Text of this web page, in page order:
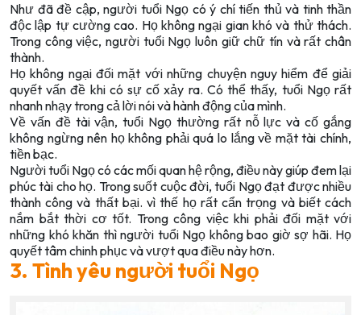
Như đã đề cập, người tuổi Ngọ có ý chí tiến thủ và tinh thần
độc lập tự cường cao. Họ không ngại gian khó và thử thách.
Trong công việc, người tuổi Ngọ luôn giữ chữ tín và rất chân
thành.
Họ không ngại đối mặt với những chuyện nguy hiểm để giải
quyết vấn đề khi có sự cố xảy ra. Có thể thấy, tuổi Ngọ rất
nhanh nhạy trong cả lời nói và hành động của mình.
Về vấn đề tài vận, tuổi Ngọ thường rất nỗ lực và cố gắng
không ngừng nên họ không phải quá lo lắng về mặt tài chính,
tiền bạc.
Người tuổi Ngọ có các mối quan hệ rộng, điều này giúp đem lại
phúc tài cho họ. Trong suốt cuộc đời, tuổi Ngọ đạt được nhiều
thành công và thất bại. vì thế họ rất cẩn trọng và biết cách
nắm bắt thời cơ tốt. Trong công việc khi phải đối mặt với
những khó khăn thì người tuổi Ngọ không bao giờ sợ hãi. Họ
quyết tâm chinh phục và vượt qua điều này hơn.
3. Tình yêu người tuổi Ngọ